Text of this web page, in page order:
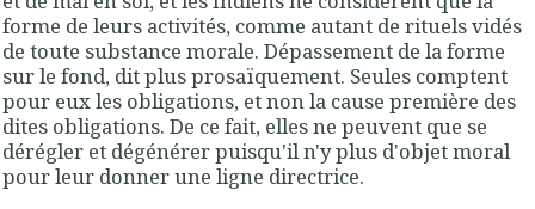
forme de leurs activités, comme autant de rituels vidés
de toute substance morale. Dépassement de la forme
sur le fond, dit plus prosaïquement. Seules comptent
pour eux les obligations, et non la cause première des
dites obligations. De ce fait, elles ne peuvent que se
dérégler et dégénérer puisqu'il n'y plus d'objet moral
pour leur donner une ligne directrice.